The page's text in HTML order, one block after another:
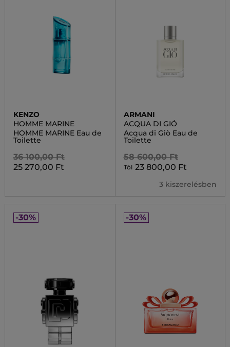
KENZO
HOMME MARINE
HOMME MARINE Eau de
Toilette
36 100,00 Ft
25 270,00 Ft
ARMANI
ACQUA DI GIÓ
Acqua di Giò Eau de
Toilette
58 600,00 Ft
Tól 23 800,00 Ft
3 kiszerelésben
-30% -30%